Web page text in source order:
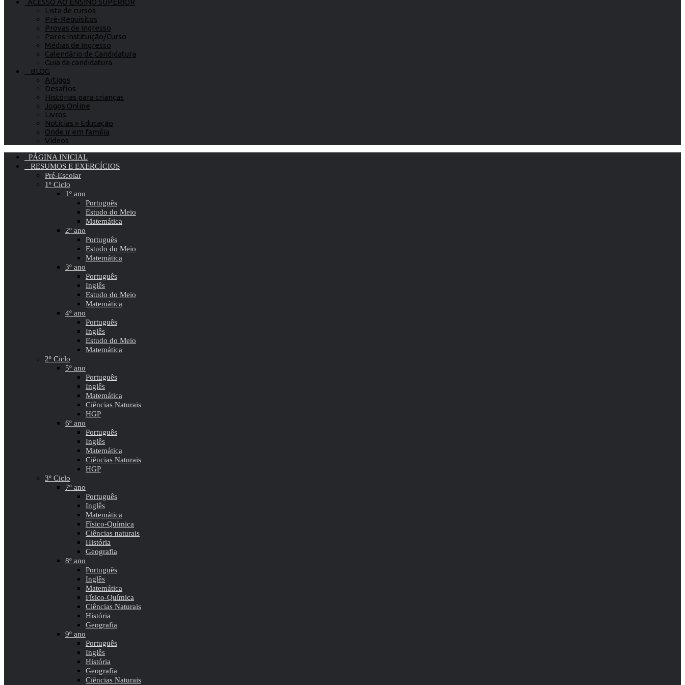
ACESSO AO ENSINO SUPERIOR
Lista de cursos
Pré-Requisitos
Provas de Ingresso
Pares Instituição/Curso
Médias de Ingresso
Calendário de Candidatura
Guia da candidatura
BLOG
Artigos
Desafios
Histórias para crianças
Jogos Online
Livros
Notícias » Educação
Onde ir em família
Vídeos
PÁGINA INICIAL
RESUMOS E EXERCÍCIOS
Pré-Escolar
1º Ciclo
1º ano
Português
Estudo do Meio
Matemática
2º ano
Português
Estudo do Meio
Matemática
3º ano
Português
Inglês
Estudo do Meio
Matemática
4º ano
Português
Inglês
Estudo do Meio
Matemática
2º Ciclo
5º ano
Português
Inglês
Matemática
Ciências Naturais
HGP
6º ano
Português
Inglês
Matemática
Ciências Naturais
HGP
3º Ciclo
7º ano
Português
Inglês
Matemática
Físico-Química
Ciências naturais
História
Geografia
8º ano
Português
Inglês
Matemática
Físico-Química
Ciências Naturais
História
Geografia
9º ano
Português
Inglês
História
Geografia
Ciências Naturais